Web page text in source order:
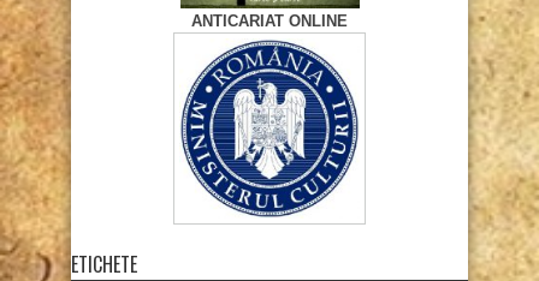
ANTICARIAT ONLINE
ETICHETE